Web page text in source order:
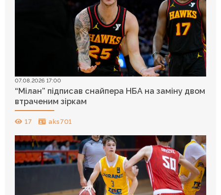
07.08.2026 17:00
“Мілан” підписав снайпера НБА на заміну двом
втраченим зіркам
17 aks701